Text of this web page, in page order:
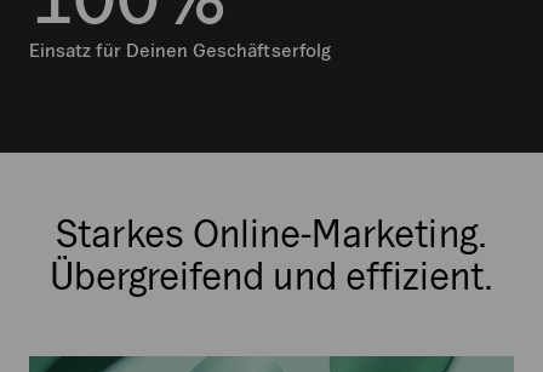
Einsatz für Deinen Geschäftserfolg
Starkes Online-Marketing.
Übergreifend und effizient.